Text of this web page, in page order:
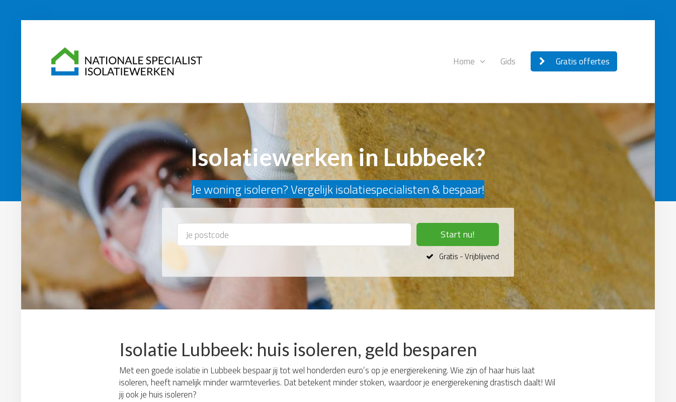
Home Gids Gratis offertes
Isolatiewerken in Lubbeek?
Je woning isoleren? Vergelijk isolatiespecialisten & bespaar!
Start nu!
Gratis - Vrijblijvend
Isolatie Lubbeek: huis isoleren, geld besparen
Met een goede isolatie in Lubbeek bespaar jij tot wel honderden euro’s op je energierekening. Wie zijn of haar huis laat
isoleren, heeft namelijk minder warmteverlies. Dat betekent minder stoken, waardoor je energierekening drastisch daalt! Wil
jij ook je huis isoleren?